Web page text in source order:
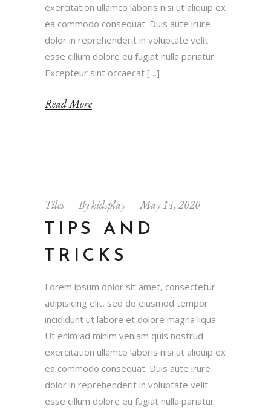
exercitation ullamco laboris nisi ut aliquip ex
ea commodo consequat. Duis aute irure
dolor in reprehenderit in voluptate velit
esse cillum dolore eu fugiat nulla pariatur.
Excepteur sint occaecat […]
Read More
Tiles Bykidsplay May 14, 2020
TIPS AND
TRICKS
Lorem ipsum dolor sit amet, consectetur
adipisicing elit, sed do eiusmod tempor
incididunt ut labore et dolore magna liqua.
Ut enim ad minim veniam quis nostrud
exercitation ullamco laboris nisi ut aliquip ex
ea commodo consequat. Duis aute irure
dolor in reprehenderit in voluptate velit
esse cillum dolore eu fugiat nulla pariatur.